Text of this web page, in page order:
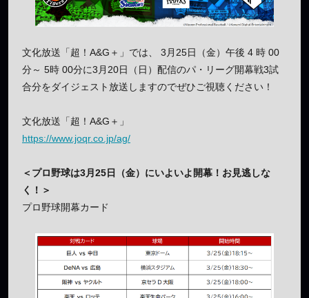
文化放送「超！A&G＋」では、 3月25日（金）午後 4 時 00
分～ 5時 00分に3月20日（日）配信のパ・リーグ開幕戦3試
合分をダイジェスト放送しますのでぜひご視聴ください！
文化放送「超！A&G＋」
https://www.joqr.co.jp/ag/
＜プロ野球は3月25日（金）にいよいよ開幕！お見逃しな
く！＞
プロ野球開幕カード